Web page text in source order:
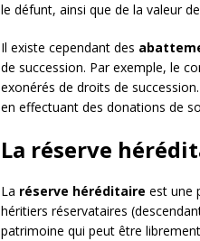
le défunt, ainsi que de la valeur
Il existe cependant des
de succession. Par exemple, le
exonérés de droits de
en effectuant des donations de
La réserve
La réserve héréditaire est une
héritiers réservataires
patrimoine qui peut être